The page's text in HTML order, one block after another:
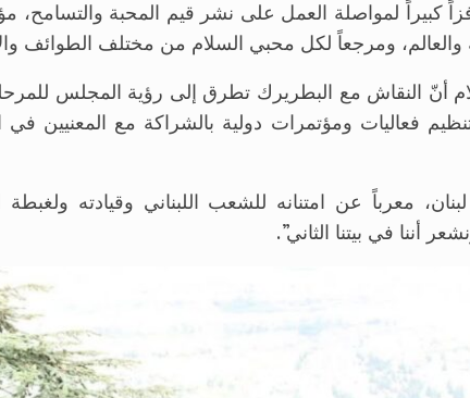
كبيراً لمواصلة العمل على نشر قيم المحبة والتسامح،
ومرجعاً لكل محبي السلام من مختلف الطوائف
النقاش مع البطريرك تطرق إلى رؤية المجلس للمرحلة
فعاليات ومؤتمرات دولية بالشراكة مع المعنيين في
معرباً عن امتنانه للشعب اللبناني وقيادته
أننا في بيتنا الثاني”.